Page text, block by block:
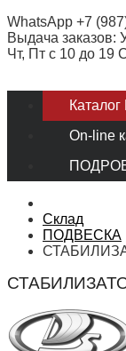
WhatsApp +7
Выдача
Чт, Пт с 10 до 19
On-line
Склад
ПОДВЕСКА